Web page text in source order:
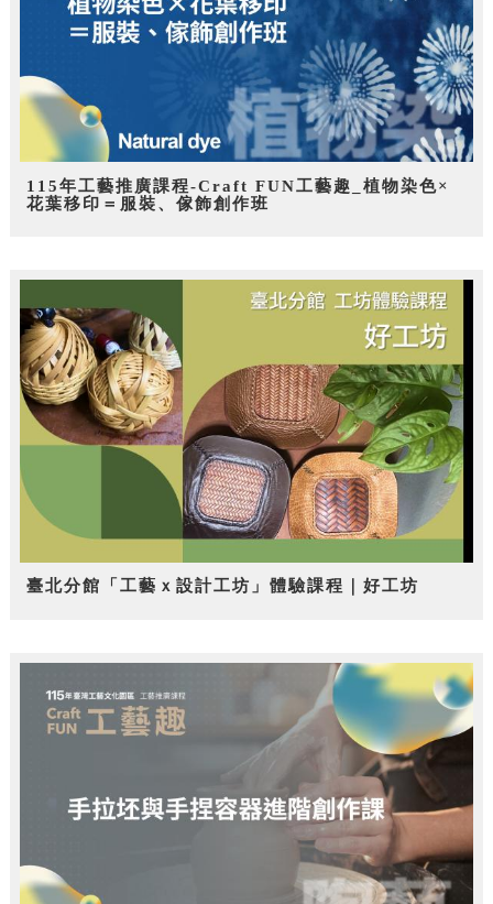
115年工藝推廣課程-Craft FUN工藝趣_植物染色×
花葉移印＝服裝、傢飾創作班
臺北分館「工藝ｘ設計工坊」體驗課程｜好工坊